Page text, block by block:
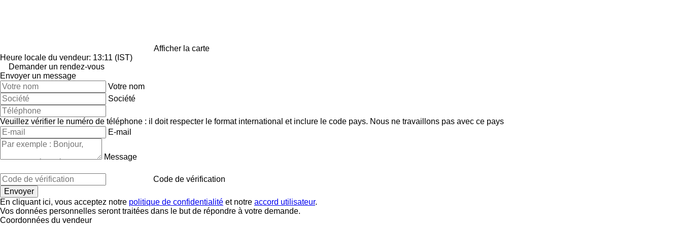
Afficher la carte
Heure locale du vendeur: 13:11 (IST)
Demander un rendez-vous
Envoyer un message
Votre nom
Société
Veuillez vérifier le numéro de téléphone : il doit respecter le format international et inclure le code pays. Nous ne travaillons pas avec ce pays
E-mail
Message
Code de vérification
En cliquant ici, vous acceptez notre politique de confidentialité et notre accord utilisateur.
Vos données personnelles seront traitées dans le but de répondre à votre demande.
Coordonnées du vendeur